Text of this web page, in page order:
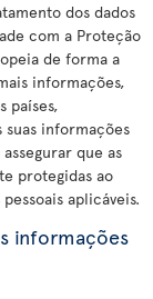
dos dados
com a Proteção
de forma a
informações,
países,
suas informações
que as
protegidas ao
aplicáveis.
informações